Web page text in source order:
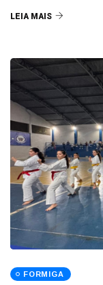
LEIA MAIS
FORMIGA